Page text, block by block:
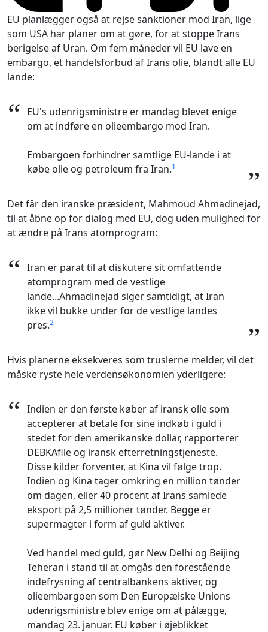
EU planlægger også at rejse sanktioner mod Iran, lige
som USA har planer om at gøre, for at stoppe Irans
berigelse af Uran. Om fem måneder vil EU lave en
embargo, et handelsforbud af Irans olie, blandt alle EU
lande:
“ EU's udenrigsministre er mandag blevet enige
om at indføre en olieembargo mod Iran.
Embargoen forhindrer samtlige EU-lande i at
købe olie og petroleum fra Iran.1 ”
Det får den iranske præsident, Mahmoud Ahmadinejad,
til at åbne op for dialog med EU, dog uden mulighed for
at ændre på Irans atomprogram:
“ Iran er parat til at diskutere sit omfattende
atomprogram med de vestlige
lande...Ahmadinejad siger samtidigt, at Iran
ikke vil bukke under for de vestlige landes
pres.2 ”
Hvis planerne eksekveres som truslerne melder, vil det
måske ryste hele verdensøkonomien yderligere:
“ Indien er den første køber af iransk olie som
accepterer at betale for sine indkøb i guld i
stedet for den amerikanske dollar, rapporterer
DEBKAfile og iransk efterretningstjeneste.
Disse kilder forventer, at Kina vil følge trop.
Indien og Kina tager omkring en million tønder
om dagen, eller 40 procent af Irans samlede
eksport på 2,5 millioner tønder. Begge er
supermagter i form af guld aktiver.
Ved handel med guld, gør New Delhi og Beijing
Teheran i stand til at omgås den forestående
indefrysning af centralbankens aktiver, og
olieembargoen som Den Europæiske Unions
udenrigsministre blev enige om at pålægge,
mandag 23. januar. EU køber i øjeblikket